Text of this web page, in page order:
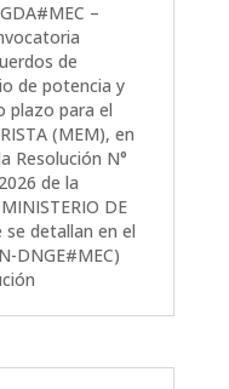
–
de
de potencia y
plazo para el
(MEM), en
Resolución N°
de la
DE
se detallan en el
DNGE#MEC)